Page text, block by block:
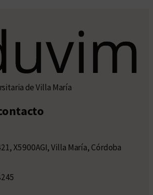
de Villa María
X5900AGI, Villa María, Córdoba